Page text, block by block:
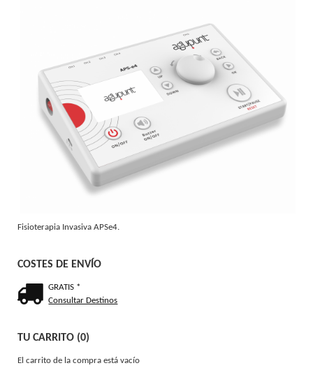
Fisioterapia Invasiva APSe4.
COSTES DE ENVÍO
GRATIS *
Consultar Destinos
TU CARRITO (0)
El carrito de la compra está vacío